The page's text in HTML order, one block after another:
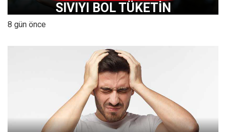
SIVIYI BOL TÜKETİN
8 gün önce